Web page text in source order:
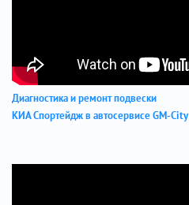
Диагностика и ремонт подвески
КИА Спортейдж в автосервисе GM-City